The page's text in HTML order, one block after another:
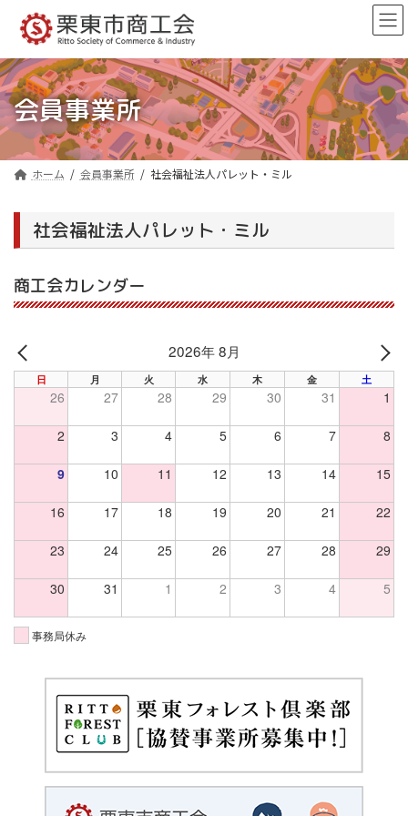
ン
ツ
へ
ス
キ
ッ
ー
シ
ョ
ン
に
移
会員事業所
ホーム 会員事業所 社会福祉法人パレット・ミル
社会福祉法人パレット・ミル
商工会カレンダー
PREV
2026年 8月
日 月 火 水 木 金 土
26 27 28 29 30 31 1
2 3 4 5 6 7 8
9 10 11 12 13 14 15
16 17 18 19 20 21 22
23 24 25 26 27 28 29
30 31 1 2 3 4 5
事務局休み